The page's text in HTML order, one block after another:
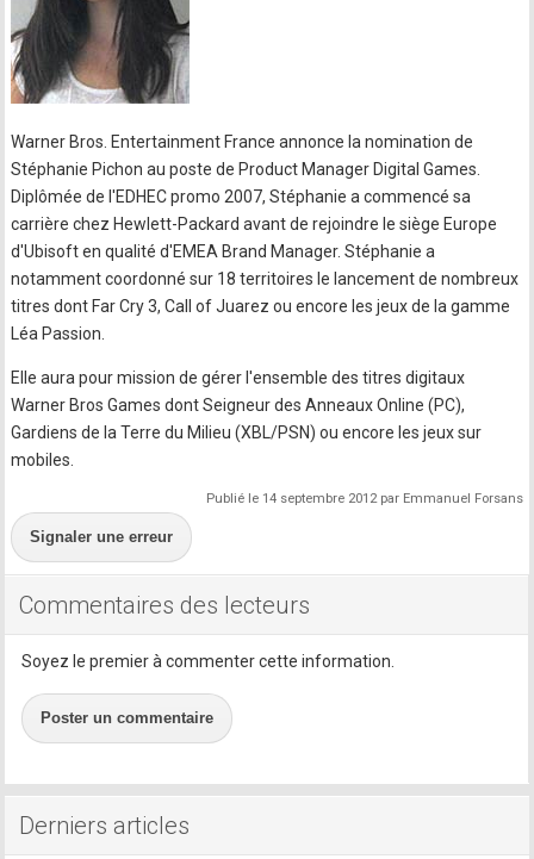
Warner Bros. Entertainment France annonce la nomination de
Stéphanie Pichon au poste de Product Manager Digital Games.
Diplômée de l'EDHEC promo 2007, Stéphanie a commencé sa
carrière chez Hewlett-Packard avant de rejoindre le siège Europe
d'Ubisoft en qualité d'EMEA Brand Manager. Stéphanie a
notamment coordonné sur 18 territoires le lancement de nombreux
titres dont Far Cry 3, Call of Juarez ou encore les jeux de la gamme
Léa Passion.
Elle aura pour mission de gérer l'ensemble des titres digitaux
Warner Bros Games dont Seigneur des Anneaux Online (PC),
Gardiens de la Terre du Milieu (XBL/PSN) ou encore les jeux sur
mobiles.
Publié le 14 septembre 2012 par Emmanuel Forsans
Signaler une erreur
Commentaires des lecteurs
Soyez le premier à commenter cette information.
Poster un commentaire
Derniers articles